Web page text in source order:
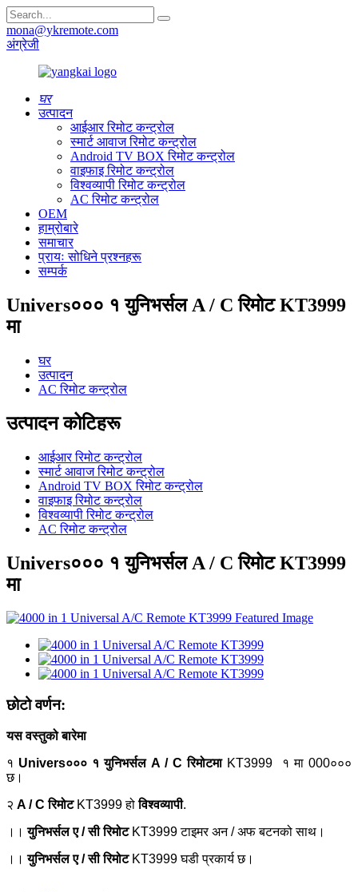
mona@ykremote.com
अंग्रेजी
घर
उत्पादन
आईआर रिमोट कन्ट्रोल
स्मार्ट आवाज रिमोट कन्ट्रोल
Android TV BOX रिमोट कन्ट्रोल
वाइफाइ रिमोट कन्ट्रोल
विश्वव्यापी रिमोट कन्ट्रोल
AC रिमोट कन्ट्रोल
OEM
हाम्रोबारे
समाचार
प्रायः सोधिने प्रश्नहरू
सम्पर्क
Univers००० १ युनिभर्सल A / C रिमोट KT3999
मा
घर
उत्पादन
AC रिमोट कन्ट्रोल
उत्पादन कोटिहरू
आईआर रिमोट कन्ट्रोल
स्मार्ट आवाज रिमोट कन्ट्रोल
Android TV BOX रिमोट कन्ट्रोल
वाइफाइ रिमोट कन्ट्रोल
विश्वव्यापी रिमोट कन्ट्रोल
AC रिमोट कन्ट्रोल
Univers००० १ युनिभर्सल A / C रिमोट KT3999
मा
छोटो वर्णन:
यस वस्तुको बारेमा
१ Univers००० १ युनिभर्सल A / C रिमोटमा KT3999
१ मा 000०००
छ।
२ A / C रिमोट KT3999 होविश्वव्यापी.
।। युनिभर्सल ए / सी रिमोट KT3999 टाइमर अन / अफ बटनको साथ।
।। युनिभर्सल ए / सी रिमोट KT3999 घडी प्रकार्य छ।